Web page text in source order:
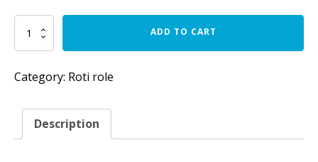
Roata
curea
236/2
bucșă
conică
ADD TO CART
Category: Roti role
Description